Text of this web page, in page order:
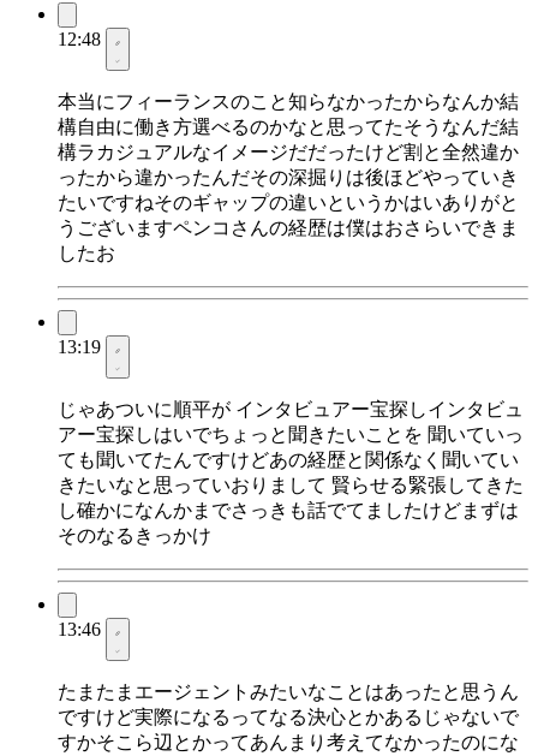
12:48
本当にフィーランスのこと知らなかったからなんか結
構自由に働き方選べるのかなと思ってたそうなんだ結
構ラカジュアルなイメージだだったけど割と全然違か
ったから違かったんだその深掘りは後ほどやっていき
たいですねそのギャップの違いというかはいありがと
うございますペンコさんの経歴は僕はおさらいできま
したお
13:19
じゃあついに順平が インタビュアー宝探しインタビュ
アー宝探しはいでちょっと聞きたいことを 聞いていっ
ても聞いてたんですけどあの経歴と関係なく聞いてい
きたいなと思っていおりまして 賢らせる緊張してきた
し確かになんかまでさっきも話でてましたけどまずは
そのなるきっかけ
13:46
たまたまエージェントみたいなことはあったと思うん
ですけど実際になるってなる決心とかあるじゃないで
すかそこら辺とかってあんまり考えてなかったのにな